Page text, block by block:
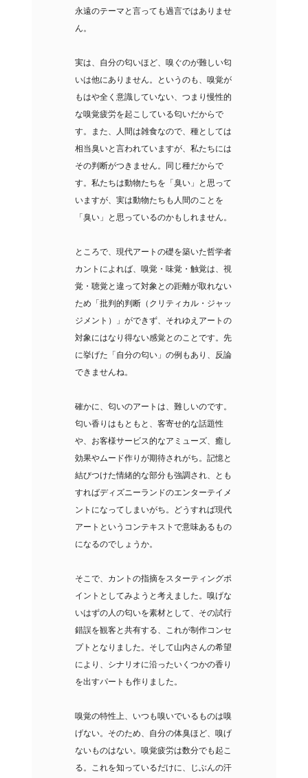
永遠のテーマと言っても過言ではありませ
ん。
実は、自分の匂いほど、嗅ぐのが難しい匂
いは他にありません。というのも、嗅覚が
もはや全く意識していない、つまり慢性的
な嗅覚疲労を起こしている匂いだからで
す。また、人間は雑食なので、種としては
相当臭いと言われていますが、私たちには
その判断がつきません。同じ種だからで
す。私たちは動物たちを「臭い」と思って
いますが、実は動物たちも人間のことを
「臭い」と思っているのかもしれません。
ところで、現代アートの礎を築いた哲学者
カントによれば、嗅覚・味覚・触覚は、視
覚・聴覚と違って対象との距離が取れない
ため「批判的判断（クリティカル・ジャッ
ジメント）」ができず、それゆえアートの
対象にはなり得ない感覚とのことです。先
に挙げた「自分の匂い」の例もあり、反論
できませんね。
確かに、匂いのアートは、難しいのです。
匂い香りはもともと、客寄せ的な話題性
や、お客様サービス的なアミューズ、癒し
効果やムード作りが期待されがち。記憶と
結びつけた情緒的な部分も強調され、とも
すればディズニーランドのエンターテイメ
ントになってしまいがち。どうすれば現代
アートというコンテキストで意味あるもの
になるのでしょうか。
そこで、カントの指摘をスターティングポ
イントとしてみようと考えました。嗅げな
いはずの人の匂いを素材として、その試行
錯誤を観客と共有する、これが制作コンセ
プトとなりました。そして山内さんの希望
により、シナリオに沿ったいくつかの香り
を出すパートも作りました。
嗅覚の特性上、いつも嗅いでいるものは嗅
げない。そのため、自分の体臭ほど、嗅げ
ないものはない。嗅覚疲労は数分でも起こ
る。これを知っているだけに、じぶんの汗